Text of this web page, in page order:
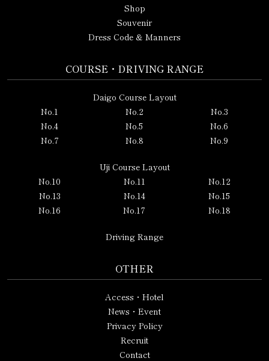
Shop
Souvenir
Dress Code & Manners
COURSE・DRIVING RANGE
Daigo Course Layout
No.1
No.2
No.3
No.4
No.5
No.6
No.7
No.8 No.9
Uji Course Layout
No.10
No.11
No.12
No.13
No.14
No.15
No.16
No.17 No.18
Driving Range
OTHER
Access・Hotel
News・Event
Privacy Policy
Recruit
Contact